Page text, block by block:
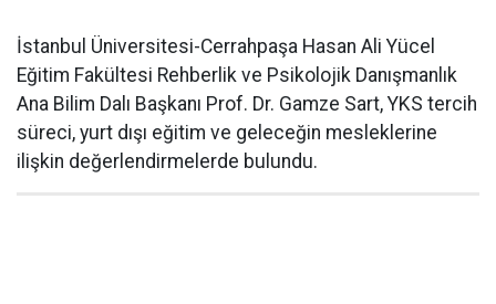
İstanbul Üniversitesi-Cerrahpaşa Hasan Ali Yücel
Eğitim Fakültesi Rehberlik ve Psikolojik Danışmanlık
Ana Bilim Dalı Başkanı Prof. Dr. Gamze Sart, YKS tercih
süreci, yurt dışı eğitim ve geleceğin mesleklerine
ilişkin değerlendirmelerde bulundu.